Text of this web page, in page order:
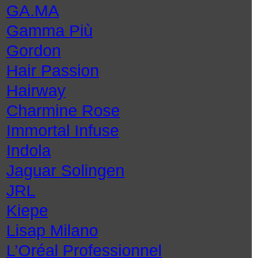
GA.MA
Gamma Più
Gordon
Hair Passion
Hairway
Charmine Rose
Immortal Infuse
Indola
Jaguar Solingen
JRL
Kiepe
Lisap Milano
L’Oréal Professionnel